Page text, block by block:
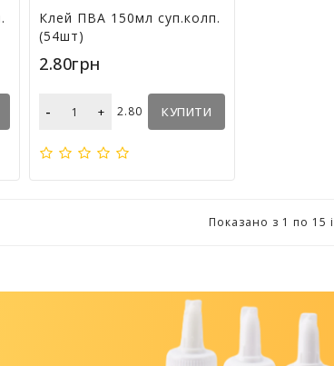
Клей ПВА 150мл суп.колп.
(54шт)
2.80грн
- + 2.80 КУПИТИ
Показано з 1 по 15